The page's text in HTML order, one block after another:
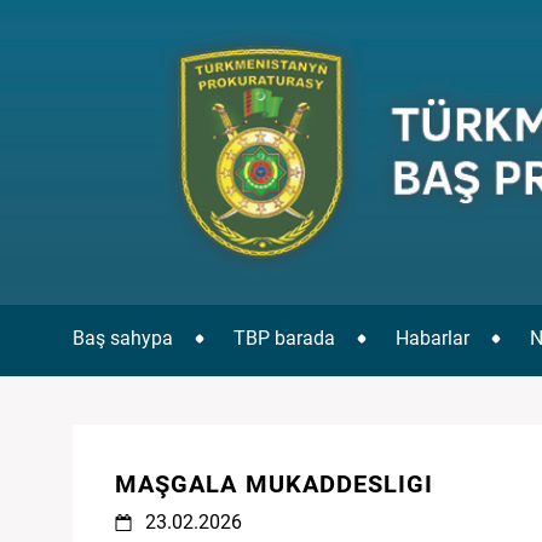
Baş sahypa TBP barada Habarlar
MAŞGALA MUKADDESLIGI
23.02.2026